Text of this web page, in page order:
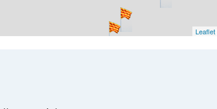
Leaflet